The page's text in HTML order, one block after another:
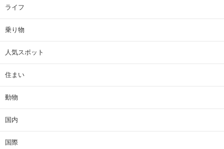
ライフ
乗り物
人気スポット
住まい
動物
国内
国際